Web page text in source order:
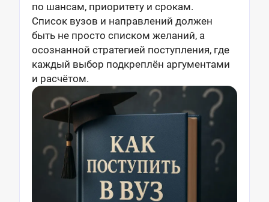
по шансам, приоритету и срокам.
Список вузов и направлений должен
быть не просто списком желаний, а
осознанной стратегией поступления, где
каждый выбор подкреплён аргументами
и расчётом.